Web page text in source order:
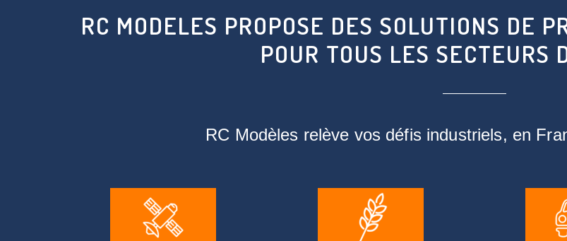
RC MODELES PROPOSE DES SOLUTIONS DE
POUR TOUS LES SECTEURS
RC Modèles relève vos défis industriels, en